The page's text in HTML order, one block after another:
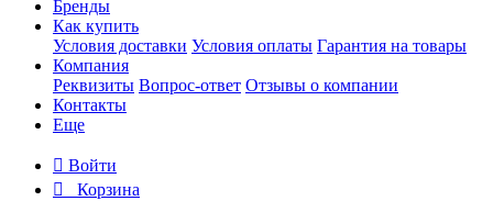
Бренды
Как купить
Условия доставки Условия оплаты Гарантия на товары
Компания
Реквизиты Вопрос-ответ Отзывы о компании
Контакты
Еще
Войти
Корзина